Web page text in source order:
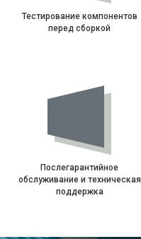
Тестирование компонентов
перед сборкой
Послегарантийное
обслуживание и техническая
поддержка